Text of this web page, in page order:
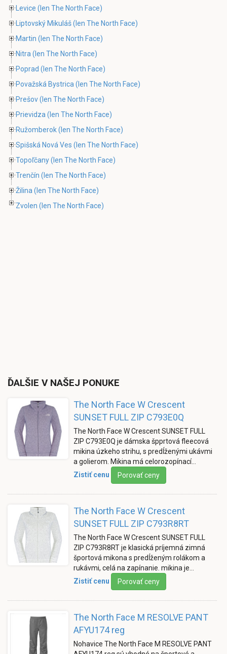
Levice (len The North Face)
Liptovský Mikuláš(len The North Face)
Martin (len The North Face)
Nitra (len The North Face)
Poprad (len The North Face)
Považská Bystrica (len The North Face)
Prešov(len The North Face)
Prievidza (len The North Face)
Ružomberok(len The North Face)
Spišská Nová Ves (len The North Face)
Topoľčany(len The North Face)
Trenčín (len The North Face)
Žilina (len The North Face)
Zvolen (len The North Face)
ĎALŠIE V NAŠEJ PONUKE
The North Face W Crescent
SUNSET FULL ZIP C793E0Q
The North Face W Crescent SUNSET FULL
ZIP C793E0Q je dámska špprtová fleecová
mikina úzkeho strihu, s predĺženými ukávmi
a golierom. Mikina má celorozopínací…
Zistiť cenu
Porovať ceny
The North Face W Crescent
SUNSET FULL ZIP C793R8RT
The North Face W Crescent SUNSET FULL
ZIP C793R8RT je klasická príjemná zimná
športová mikona s predĺženým rolákom a
rukávmi, celá na zapínanie. mikina je…
Zistiť cenu
Porovať ceny
The North Face M RESOLVE PANT
AFYU174 reg
Nohavice The North Face M RESOLVE PANT